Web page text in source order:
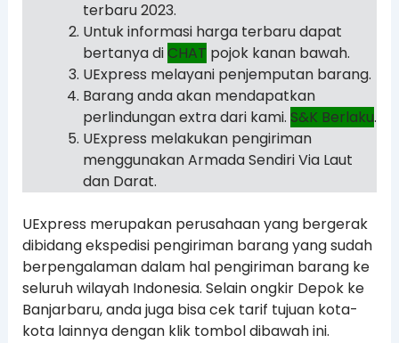
terbaru 2023.
Untuk informasi harga terbaru dapat
bertanya diCHAT pojok kanan bawah.
UExpress melayani penjemputan barang.
Barang anda akan mendapatkan
perlindungan extra dari kami. S&K Berlaku.
UExpress melakukan pengiriman
menggunakan Armada Sendiri Via Laut
dan Darat.
UExpress merupakan perusahaan yang bergerak
dibidang ekspedisi pengiriman barang yang sudah
berpengalaman dalam hal pengiriman barang ke
seluruh wilayah Indonesia. Selain ongkir Depok ke
Banjarbaru, anda juga bisa cek tarif tujuan kota-
kota lainnya dengan klik tombol dibawah ini.